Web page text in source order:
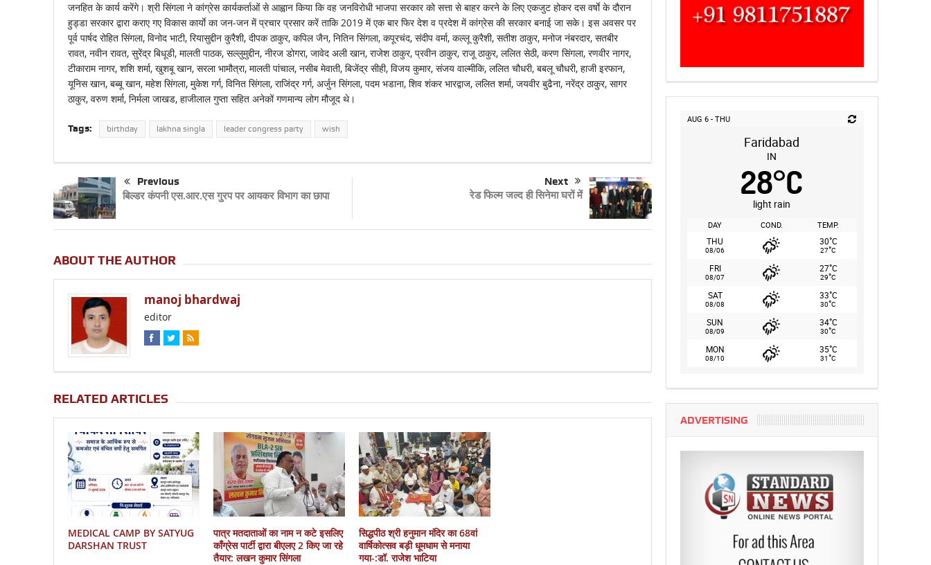
जनहित के कार्य करेंगे। श्री सिंगला ने कांग्रेस कार्यकर्ताओं से आह्वान किया कि वह जनविरोधी भाजपा सरकार को सत्ता से बाहर करने के लिए एकजुट होकर दस वर्षाे के दौरान
हुड्डा सरकार द्वारा कराए गए विकास कार्याे का जन-जन में प्रचार प्रसार करें ताकि 2019 में एक बार फिर देश व प्रदेश में कांग्रेस की सरकार बनाई जा सके। इस अवसर पर
पूर्व पार्षद रोहित सिंगला, विनोद भाटी, रियासुद्दीन कुरैशी, दीपक ठाकुर, कपिल जैन, नितिन सिंगला, कपूरचंद, संदीप वर्मा, कल्लू कुरैशी, सतीश ठाकुर, मनोज नंबरदार, सतबीर
रावत, नवीन रावत, सुरेंद्र बिधूडी, मालती पाठक, सल्लुमुद्दीन, नीरज डोगरा, जावेद अली खान, राजेश ठाकुर, प्रवीन ठाकुर, राजू ठाकुर, ललित सेठी, करण सिंगला, रणवीर नागर,
टीकाराम नागर, शशि शर्मा, खुशबू खान, सरला भामौत्रा, मालती पांचाल, नसीब मेवाती, बिजेंद्र सीही, विजय कुमार, संजय वाल्मीकि, ललित चौधरी, बबलू चौधरी, हाजी इरफान,
यूनिस खान, बब्बू खान, महेश सिंगला, मुकेश गर्ग, विनित सिंगला, राजिंद्र गर्ग, अर्जुन सिंगला, पदम भडाना, शिव शंकर भारद्वाज, ललित शर्मा, जयवीर बुढैना, नरेंद्र ठाकुर, सागर
ठाकुर, वरुण शर्मा, निर्मला जाखड, हाजीलाल गुप्ता सहित अनेकों गणमान्य लोग मौजूद थे।
Tags: birthday lakhna singla leader congress party wish
Previous
बिल्डर कंपनी एस.आर.एस गु्रप पर आयकर विभाग का छापा
Next
रेड फिल्म जल्द ही सिनेमा घरों में
ABOUT THE AUTHOR
manoj bhardwaj
editor
RELATED ARTICLES
MEDICAL CAMP BY SATYUG
DARSHAN TRUST
पात्र मतदाताओं का नाम न कटे इसलिए
काँग्रेस पार्टी द्वारा बीएलए 2 किए जा रहे
तैयार: लखन कुमार सिंगला
सिद्धपीठ श्री हनुमान मंदिर का 68वां
वार्षिकोत्सव बड़ी धूमधाम से मनाया
गया-:डॉ. राजेश भाटिया
AUG 6 - THU
Faridabad
IN
28°C
light rain
DAY COND. TEMP.
THU
08/06
30°C
27°C
FRI
08/07
27°C
29°C
SAT
08/08
33°C
30°C
SUN
08/09
34°C
30°C
MON
08/10
35°C
31°C
ADVERTISING